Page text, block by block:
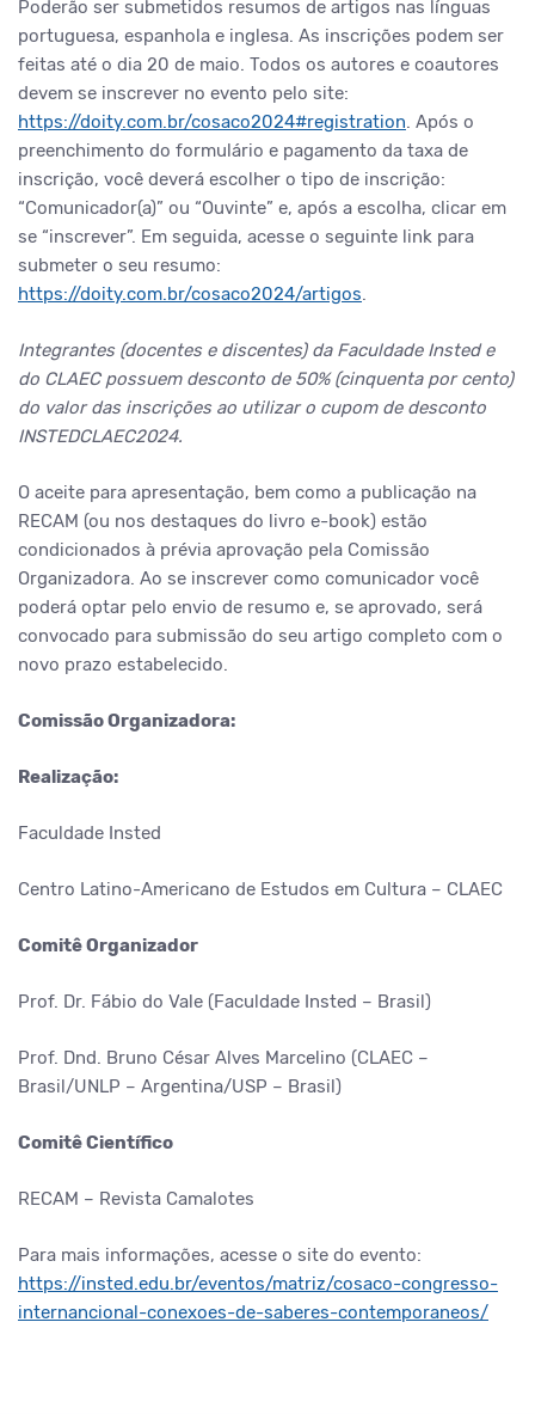
Poderão ser submetidos resumos de artigos nas línguas
portuguesa, espanhola e inglesa. As inscrições podem ser
feitas até o dia 20 de maio. Todos os autores e coautores
devem se inscrever no evento pelo site:
https://doity.com.br/cosaco2024#registration. Após o
preenchimento do formulário e pagamento da taxa de
inscrição, você deverá escolher o tipo de inscrição:
“Comunicador(a)” ou “Ouvinte” e, após a escolha, clicar em
se “inscrever”. Em seguida, acesse o seguinte link para
submeter o seu resumo:
https://doity.com.br/cosaco2024/artigos.
Integrantes (docentes e discentes) da Faculdade Insted e
do CLAEC possuem desconto de 50% (cinquenta por cento)
do valor das inscrições ao utilizar o cupom de desconto
INSTEDCLAEC2024.
O aceite para apresentação, bem como a publicação na
RECAM (ou nos destaques do livro e-book) estão
condicionados à prévia aprovação pela Comissão
Organizadora. Ao se inscrever como comunicador você
poderá optar pelo envio de resumo­ e, se aprovado, será
convocado para submissão do seu artigo completo com o
novo prazo estabelecido.
Comissão Organizadora:
Realização:
Faculdade Insted
Centro Latino-Americano de Estudos em Cultura – CLAEC
Comitê Organizador
Prof. Dr. Fábio do Vale (Faculdade Insted – Brasil)
Prof. Dnd. Bruno César Alves Marcelino (CLAEC –
Brasil/UNLP – Argentina/USP – Brasil)
Comitê Científico
RECAM – Revista Camalotes
Para mais informações, acesse o site do evento:
https://insted.edu.br/eventos/matriz/cosaco-congresso-
internancional-conexoes-de-saberes-contemporaneos/